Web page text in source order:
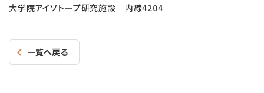
大学院アイソトープ研究施設 内線4204
一覧へ戻る